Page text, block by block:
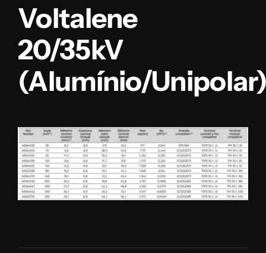
Voltalene
20/35kV
(Alumínio/